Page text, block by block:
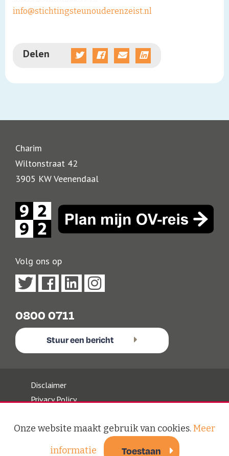
info@stichtingsteunouderenzeist.nl
Delen
Charim
Wiltonstraat 42
3905 KW Veenendaal
Volg ons op
0800 0711
Stuur een bericht
Disclaimer
Privacy Policy
Klachten
Onze website maakt gebruik van cookies.Meer
informatie
Toestaan